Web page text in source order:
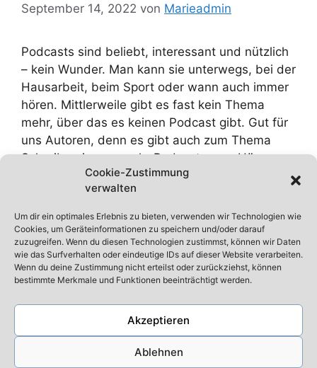
Cookie-Zustimmung
verwalten
Um dir ein optimales Erlebnis zu bieten, verwenden wir Technologien wie
Cookies, um Geräteinformationen zu speichern und/oder darauf
zuzugreifen. Wenn du diesen Technologien zustimmst, können wir Daten
wie das Surfverhalten oder eindeutige IDs auf dieser Website verarbeiten.
Wenn du deine Zustimmung nicht erteilst oder zurückziehst, können
bestimmte Merkmale und Funktionen beeinträchtigt werden.
Akzeptieren
Ablehnen
September 14, 2022 von Marieadmin
Podcasts sind beliebt, interessant und nützlich
– kein Wunder. Man kann sie unterwegs, bei der
Hausarbeit, beim Sport oder wann auch immer
hören. Mittlerweile gibt es fast kein Thema
mehr, über das es keinen Podcast gibt. Gut für
uns Autoren, denn es gibt auch zum Thema
Schreiben immer mehr Podcasts zum Hören.
Schreibtipps auf Ohr …Weiterlesen
Kategorien
Schreibtipps
Schlagwörter
Podcast ,Podcasts
Kommentar hinterlassen
Datenschutz